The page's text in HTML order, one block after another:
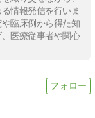
情報発信を行いま
臨床例から得た知
医療従事者や関心